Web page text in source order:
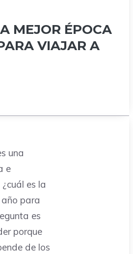
MEJOR ÉPOCA
VIAJAR A
una
e
es la
para
es
porque
de los